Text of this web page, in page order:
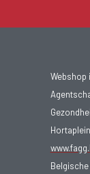
Webshop